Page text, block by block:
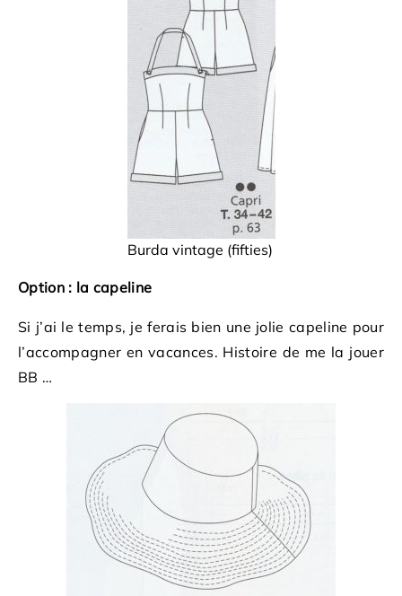
Burda vintage (fifties)
Option : la capeline
Si j’ai le temps, je ferais bien une jolie capeline pour
l’accompagner en vacances. Histoire de me la jouer
BB …